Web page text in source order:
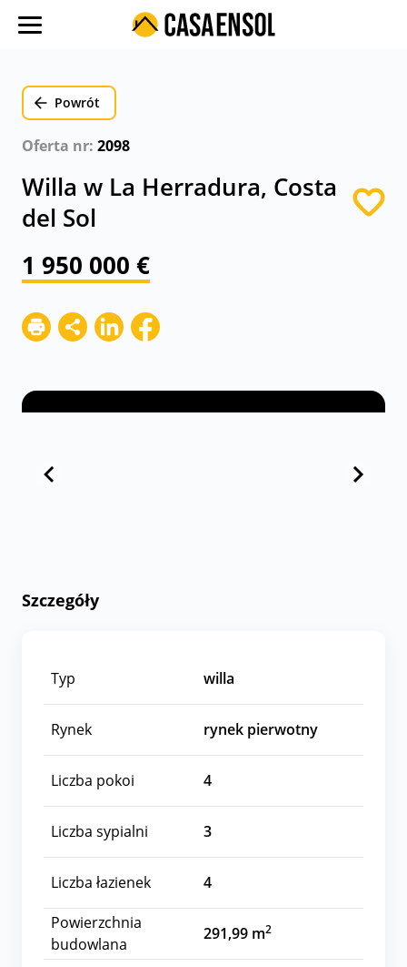
Oferty w regionach
Ulubione oferty
Proces zakupu
Koszty
Kontakt
Powrót
Oferta nr: 2098
Willa w La Herradura, Costa
del Sol
1 950 000 €
Szczegóły
Typ willa
Rynek rynek pierwotny
Liczba pokoi 4
Liczba sypialni 3
Liczba łazienek
4
Powierzchnia
budowlana
291,99 m2